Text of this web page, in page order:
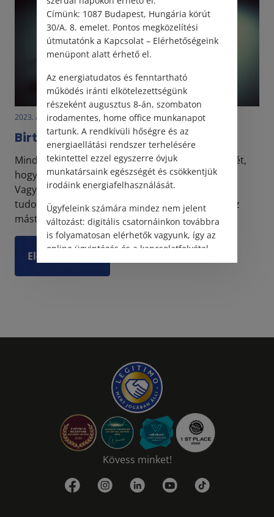
2023. április 21. • LegitiMoadmin
Birtokos vagy tulajdonos?
Mindig igyekszünk felhívni rá az ügyfelek figyelmét,
hogy a jogrendszer nem dolgozik szinonimákkal.
Vagyis a jogtudományban – ahogy a többi
tudományban is – ha valamit máshogy hívnak, az
mást is je...
Elolvasom
Kövess minket!
Címünk: 1087 Budapest, Hungária körút
30/A. 8. emelet. Pontos megközelítési
útmutatónk a Kapcsolat – Elérhetőségeink
menüpont alatt érhető el.
Az energiatudatos és fenntartható
működés iránti elkötelezettségünk
részeként augusztus 8-án, szombaton
irodamentes, home office munkanapot
tartunk. A rendkívüli hőségre és az
energiaellátási rendszer terhelésére
tekintettel ezzel egyszerre óvjuk
munkatársaink egészségét és csökkentjük
irodáink energiafelhasználását.
Ügyfeleink számára mindez nem jelent
változást: digitális csatornáinkon továbbra
is folyamatosan elérhetők vagyunk, így az
online ügyintézés és a kapcsolatfelvétel
változatlanul biztosított.